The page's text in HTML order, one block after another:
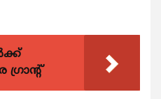
ഗ്രാന്റ്